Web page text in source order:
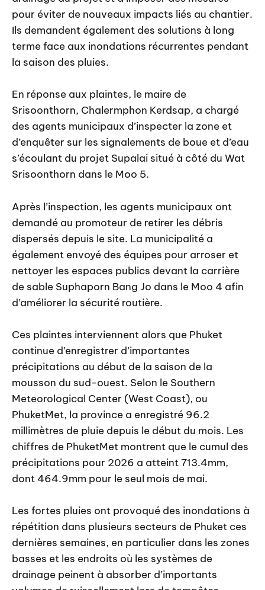
pour éviter de nouveaux impacts liés au chantier.
Ils demandent également des solutions à long
terme face aux inondations récurrentes pendant
la saison des pluies.
En réponse aux plaintes, le maire de
Srisoonthorn, Chalermphon Kerdsap, a chargé
des agents municipaux d’inspecter la zone et
d’enquêter sur les signalements de boue et d’eau
s’écoulant du projet Supalai situé à côté du Wat
Srisoonthorn dans le Moo 5.
Après l’inspection, les agents municipaux ont
demandé au promoteur de retirer les débris
dispersés depuis le site. La municipalité a
également envoyé des équipes pour arroser et
nettoyer les espaces publics devant la carrière
de sable Suphaporn Bang Jo dans le Moo 4 afin
d’améliorer la sécurité routière.
Ces plaintes interviennent alors que Phuket
continue d’enregistrer d’importantes
précipitations au début de la saison de la
mousson du sud-ouest. Selon le Southern
Meteorological Center (West Coast), ou
PhuketMet, la province a enregistré 96.2
millimètres de pluie depuis le début du mois. Les
chiffres de PhuketMet montrent que le cumul des
précipitations pour 2026 a atteint 713.4mm,
dont 464.9mm pour le seul mois de mai.
Les fortes pluies ont provoqué des inondations à
répétition dans plusieurs secteurs de Phuket ces
dernières semaines, en particulier dans les zones
basses et les endroits où les systèmes de
drainage peinent à absorber d’importants